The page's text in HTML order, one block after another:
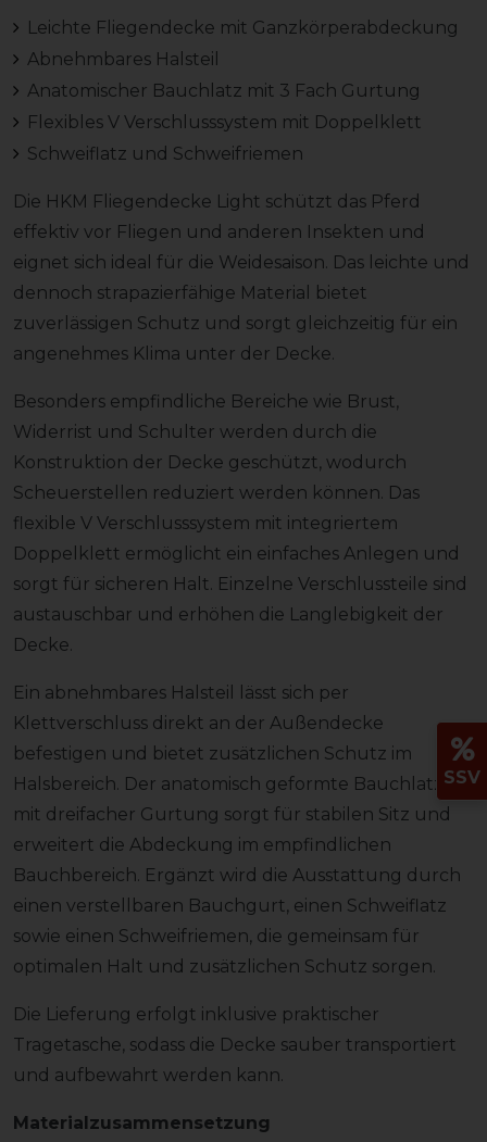
Leichte Fliegendecke mit Ganzkörperabdeckung
Abnehmbares Halsteil
Anatomischer Bauchlatz mit 3 Fach Gurtung
Flexibles V Verschlusssystem mit Doppelklett
Schweiflatz und Schweifriemen
Die HKM Fliegendecke Light schützt das Pferd
effektiv vor Fliegen und anderen Insekten und
eignet sich ideal für die Weidesaison. Das leichte und
dennoch strapazierfähige Material bietet
zuverlässigen Schutz und sorgt gleichzeitig für ein
angenehmes Klima unter der Decke.
Besonders empfindliche Bereiche wie Brust,
Widerrist und Schulter werden durch die
Konstruktion der Decke geschützt, wodurch
Scheuerstellen reduziert werden können. Das
flexible V Verschlusssystem mit integriertem
Doppelklett ermöglicht ein einfaches Anlegen und
sorgt für sicheren Halt. Einzelne Verschlussteile sind
austauschbar und erhöhen die Langlebigkeit der
Decke.
Ein abnehmbares Halsteil lässt sich per
Klettverschluss direkt an der Außendecke
befestigen und bietet zusätzlichen Schutz im
Halsbereich. Der anatomisch geformte Bauchlatz
mit dreifacher Gurtung sorgt für stabilen Sitz und
erweitert die Abdeckung im empfindlichen
Bauchbereich. Ergänzt wird die Ausstattung durch
einen verstellbaren Bauchgurt, einen Schweiflatz
sowie einen Schweifriemen, die gemeinsam für
optimalen Halt und zusätzlichen Schutz sorgen.
Die Lieferung erfolgt inklusive praktischer
Tragetasche, sodass die Decke sauber transportiert
und aufbewahrt werden kann.
Materialzusammensetzung
SSV